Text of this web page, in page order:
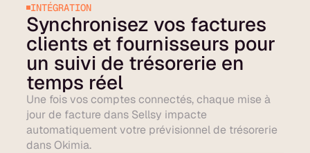
INTÉGRATION
Synchronisez vos factures
clients et fournisseurs pour
un suivi de trésorerie en
temps réel
Une fois vos comptes connectés, chaque mise à
jour de facture dans Sellsy impacte
automatiquement votre prévisionnel de trésorerie
dans Okimia.